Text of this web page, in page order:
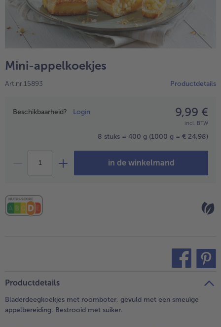
High Protein
alleHigh Protein
Veggie & Vegan
Mini-appelkoekjes
Art.nr.15893 Productdetails
Prijsopgave
Beschikbaarheid? Login 9,99 €
incl. BTW
8 stuks = 400 g (1000 g = € 24,98)
in de winkelmand
Productdetails
Bladerdeegkoekjes met roomboter, gevuld met een smeuïge
appelbereiding. Bestrooid met suiker.